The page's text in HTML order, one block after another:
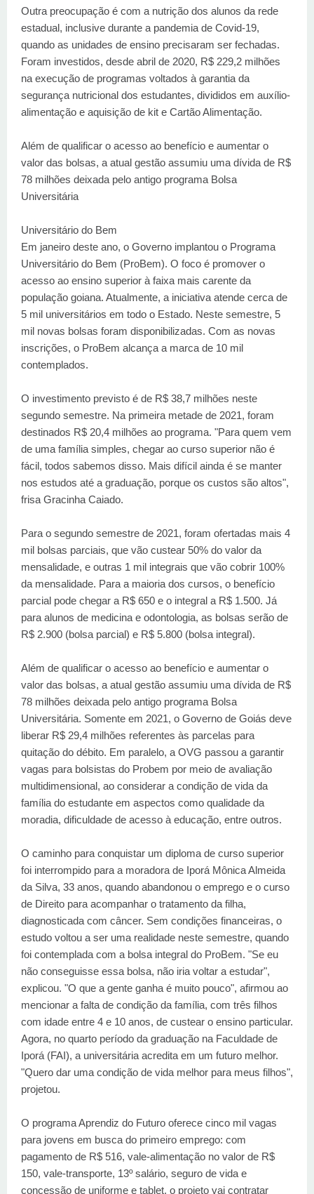
Outra preocupação é com a nutrição dos alunos da rede
estadual, inclusive durante a pandemia de Covid-19,
quando as unidades de ensino precisaram ser fechadas.
Foram investidos, desde abril de 2020, R$ 229,2 milhões
na execução de programas voltados à garantia da
segurança nutricional dos estudantes, divididos em auxílio-
alimentação e aquisição de kit e Cartão Alimentação.
Além de qualificar o acesso ao benefício e aumentar o
valor das bolsas, a atual gestão assumiu uma dívida de R$
78 milhões deixada pelo antigo programa Bolsa
Universitária
Universitário do Bem
Em janeiro deste ano, o Governo implantou o Programa
Universitário do Bem (ProBem). O foco é promover o
acesso ao ensino superior à faixa mais carente da
população goiana. Atualmente, a iniciativa atende cerca de
5 mil universitários em todo o Estado. Neste semestre, 5
mil novas bolsas foram disponibilizadas. Com as novas
inscrições, o ProBem alcança a marca de 10 mil
contemplados.
O investimento previsto é de R$ 38,7 milhões neste
segundo semestre. Na primeira metade de 2021, foram
destinados R$ 20,4 milhões ao programa. "Para quem vem
de uma família simples, chegar ao curso superior não é
fácil, todos sabemos disso. Mais difícil ainda é se manter
nos estudos até a graduação, porque os custos são altos",
frisa Gracinha Caiado.
Para o segundo semestre de 2021, foram ofertadas mais 4
mil bolsas parciais, que vão custear 50% do valor da
mensalidade, e outras 1 mil integrais que vão cobrir 100%
da mensalidade. Para a maioria dos cursos, o benefício
parcial pode chegar a R$ 650 e o integral a R$ 1.500. Já
para alunos de medicina e odontologia, as bolsas serão de
R$ 2.900 (bolsa parcial) e R$ 5.800 (bolsa integral).
Além de qualificar o acesso ao benefício e aumentar o
valor das bolsas, a atual gestão assumiu uma dívida de R$
78 milhões deixada pelo antigo programa Bolsa
Universitária. Somente em 2021, o Governo de Goiás deve
liberar R$ 29,4 milhões referentes às parcelas para
quitação do débito. Em paralelo, a OVG passou a garantir
vagas para bolsistas do Probem por meio de avaliação
multidimensional, ao considerar a condição de vida da
família do estudante em aspectos como qualidade da
moradia, dificuldade de acesso à educação, entre outros.
O caminho para conquistar um diploma de curso superior
foi interrompido para a moradora de Iporá Mônica Almeida
da Silva, 33 anos, quando abandonou o emprego e o curso
de Direito para acompanhar o tratamento da filha,
diagnosticada com câncer. Sem condições financeiras, o
estudo voltou a ser uma realidade neste semestre, quando
foi contemplada com a bolsa integral do ProBem. "Se eu
não conseguisse essa bolsa, não iria voltar a estudar",
explicou. "O que a gente ganha é muito pouco", afirmou ao
mencionar a falta de condição da família, com três filhos
com idade entre 4 e 10 anos, de custear o ensino particular.
Agora, no quarto período da graduação na Faculdade de
Iporá (FAI), a universitária acredita em um futuro melhor.
"Quero dar uma condição de vida melhor para meus filhos",
projetou.
O programa Aprendiz do Futuro oferece cinco mil vagas
para jovens em busca do primeiro emprego: com
pagamento de R$ 516, vale-alimentação no valor de R$
150, vale-transporte, 13º salário, seguro de vida e
concessão de uniforme e tablet, o projeto vai contratar